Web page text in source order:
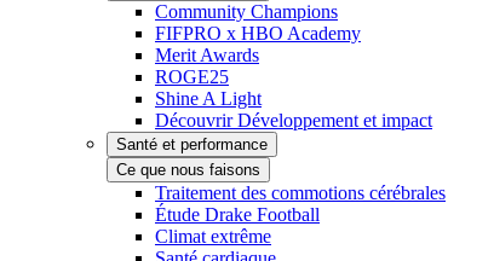
Community Champions
FIFPRO x HBO Academy
Merit Awards
ROGE25
Shine A Light
Découvrir Développement et impact
Santé et performance
Ce que nous faisons
Traitement des commotions cérébrales
Étude Drake Football
Climat extrême